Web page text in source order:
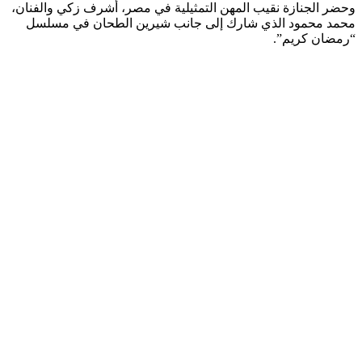
وحضر الجنازة نقيب المهن التمثيلية في مصر، أشرف زكي والفنان،
محمد محمود الذي شارك إلى جانب شيرين الطحان في مسلسل
“رمضان كريم”.